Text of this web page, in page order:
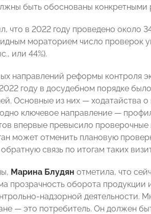
быть обоснованы
что в 2022 году проведено около
мораторием число проверок
или 44%).
направлений реформы контроля
году в досудебном порядке
Основные из них — ходатайства
ключевое направление —
впервые превысило
может отменить плановую
связь по итогам таких
Марина Блудян отметила, что
прозрачность оборота продукции
надзорной деятельности.
— это потребитель. Он должен